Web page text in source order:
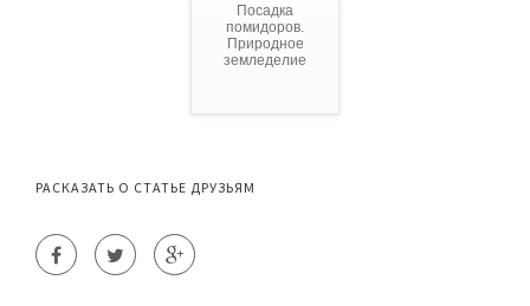
Посадка
помидоров.
Природное
земледелие
РАСКАЗАТЬ О СТАТЬЕ ДРУЗЬЯМ